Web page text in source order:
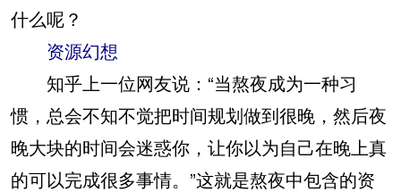
什么呢？
资源幻想
知乎上一位网友说：“当熬夜成为一种习
惯，总会不知不觉把时间规划做到很晚，然后夜
晚大块的时间会迷惑你，让你以为自己在晚上真
的可以完成很多事情。”这就是熬夜中包含的资